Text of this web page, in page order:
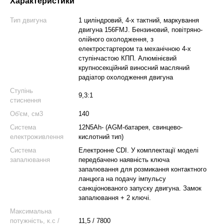
Тип двигуна
1 циліндровий, 4-х тактний, маркування
двигуна 156FMJ. Бензиновий, повітряно-
олійного охолодження, з
електростартером та механічною 4-х
ступінчастою КПП. Алюмінієвий
крупносекційний виносний масляний
радіатор охолодження двигуна
Ступінь
стиснення
9,3:1
Об'єм, см3
140
Система
електроживлення
12N5Ah- (AGM-батарея, свинцево-
кислотний тип)
Система
запалювання
Електронне СDI. У комплектації моделі
передбачено наявність ключа
запалювання для розмикання контактного
ланцюга на подачу імпульсу
санкціонованого запуску двигуна. Замок
запалювання + 2 ключі.
Максимальна
потужність, к.с /
11,5 / 7800